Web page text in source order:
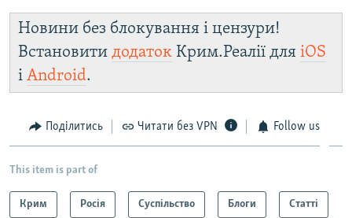
Новини без блокування і цензури!
Встановити додаток Крим.Реалії для iOS
і Android.
Поділитись Читати без VPN Follow us
This item is part of
Крим Росія Суспільство Блоги Статті